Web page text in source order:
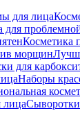
для лица
для
Косметика
морщин
для
Наборы
лица